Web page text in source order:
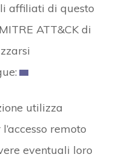
affiliati di questo
ATT&CK di
utilizza
remoto
eventuali loro